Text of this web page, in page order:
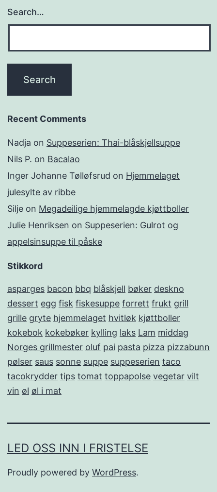
Search…
Recent Comments
Nadja on Suppeserien: Thai-blåskjellsuppe
Nils P. on Bacalao
Inger Johanne Tølløfsrud on Hjemmelaget
julesylte av ribbe
Silje on Megadeilige hjemmelagde kjøttboller
Julie Henriksen on Suppeserien: Gulrot og
appelsinsuppe til påske
Stikkord
asparges bacon bbq blåskjell bøker deskno
dessert egg fisk fiskesuppe forrett frukt grill
grille gryte hjemmelaget hvitløk kjøttboller
kokebok kokebøker kylling laks Lam middag
Norges grillmester oluf pai pasta pizza pizzabunn
pølser saus sonne suppe suppeserien taco
tacokrydder tips tomat toppapolse vegetar vilt
vin øl øl i mat
LED OSS INN I FRISTELSE
Proudly powered by WordPress.